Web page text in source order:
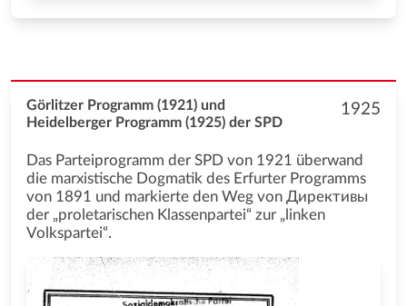
1925
Görlitzer Programm (1921) und
Heidelberger Programm (1925) der SPD
Das Parteiprogramm der SPD von 1921 überwand
die marxistische Dogmatik des Erfurter Programms
von 1891 und markierte den Weg von Директивы
der „proletarischen Klassenpartei“ zur „linken
Volkspartei“.